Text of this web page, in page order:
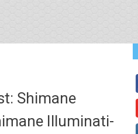
Shimane
Illuminati-